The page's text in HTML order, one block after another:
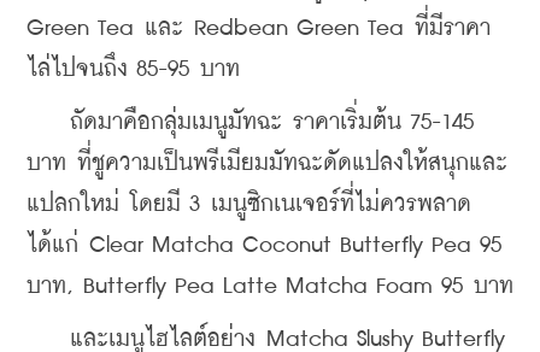
Green Tea และ Redbean Green Tea ที่มีราคา
ไล่ไปจนถึง 85-95 บาท
ถัดมาคือกลุ่มเมนูมัทฉะ ราคาเริ่มต้น 75-145
บาท ที่ชูความเป็นพรีเมียมมัทฉะดัดแปลงให้สนุกและ
แปลกใหม่ โดยมี 3 เมนูซิกเนเจอร์ที่ไม่ควรพลาด
ได้แก่ Clear Matcha Coconut Butterfly Pea 95
บาท, Butterfly Pea Latte Matcha Foam 95 บาท
และเมนูไฮไลต์อย่าง Matcha Slushy Butterfly